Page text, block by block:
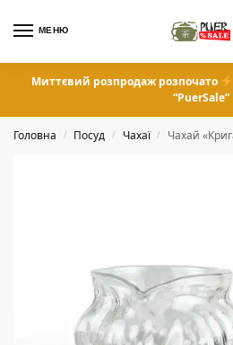
МЕНЮ
Миттєвий розпродаж розпочато
“PuerSale”
Головна / Посуд / Чахаї / Чахай